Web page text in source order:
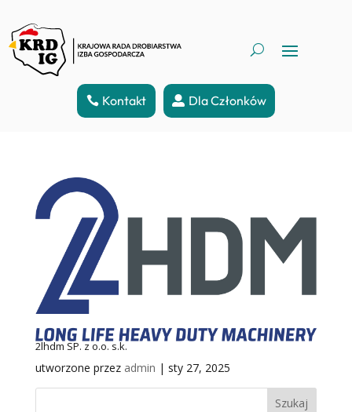
Kontakt Dla Członków
2lhdm SP. z o.o. s.k.
utworzone przez admin | sty 27, 2025
Szukaj